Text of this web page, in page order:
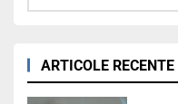
ARTICOLE RECENTE